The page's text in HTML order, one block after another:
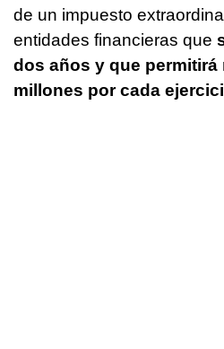
de un impuesto
entidades financieras que
dos años y que permitirá
millones por cada